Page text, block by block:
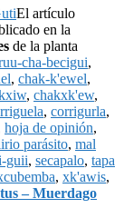
El artículo
en la
de la planta
cha-becigui,
, chak-k'ewel,
, chakxk'ew,
, corrigurla,
hoja de opinión,
parásito, mal
guii, secapalo, tapa
, xk'awis,
– Muerdago